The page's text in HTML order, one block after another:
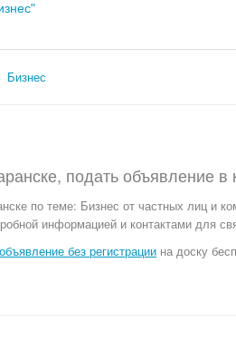
Бизнес
подать объявление в
по теме: Бизнес от частных лиц и
информацией и контактами для
без регистрации на доску